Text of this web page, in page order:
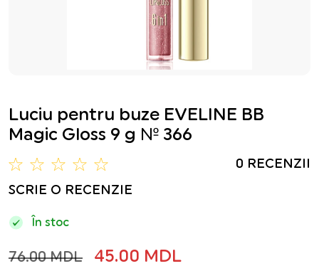
Luciu pentru buze EVELINE BB
Magic Gloss 9 g № 366
0 RECENZII
SCRIE O RECENZIE
În stoc
76.00 MDL 45.00 MDL